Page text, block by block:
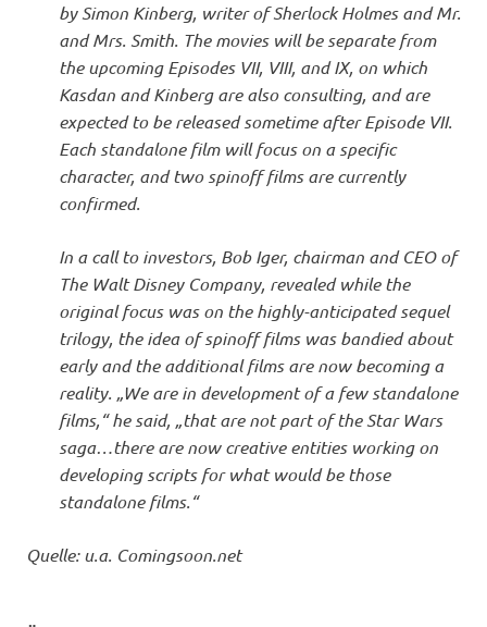
by Simon Kinberg, writer of Sherlock Holmes and Mr.
and Mrs. Smith. The movies will be separate from
the upcoming Episodes VII, VIII, and IX, on which
Kasdan and Kinberg are also consulting, and are
expected to be released sometime after Episode VII.
Each standalone film will focus on a specific
character, and two spinoff films are currently
confirmed.
In a call to investors, Bob Iger, chairman and CEO of
The Walt Disney Company, revealed while the
original focus was on the highly-anticipated sequel
trilogy, the idea of spinoff films was bandied about
early and the additional films are now becoming a
reality. „We are in development of a few standalone
films,“ he said, „that are not part of the Star Wars
saga…there are now creative entities working on
developing scripts for what would be those
standalone films.“
Quelle: u.a. Comingsoon.net